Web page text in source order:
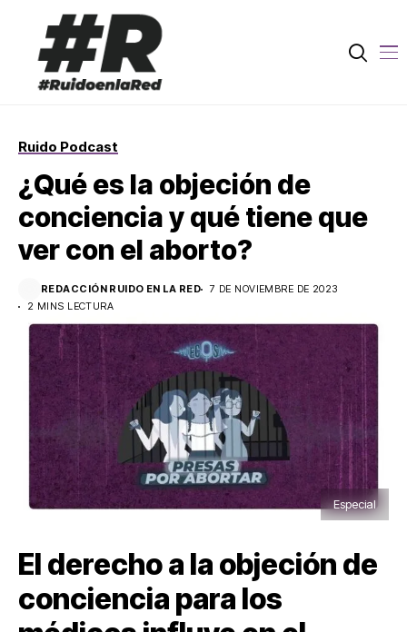
Ruido Podcast
¿Qué es la objeción de
conciencia y qué tiene que
ver con el aborto?
REDACCIÓN RUIDO EN LA RED
7 DE NOVIEMBRE DE 2023
2 MINS LECTURA
Especial
El derecho a la objeción de
conciencia para los